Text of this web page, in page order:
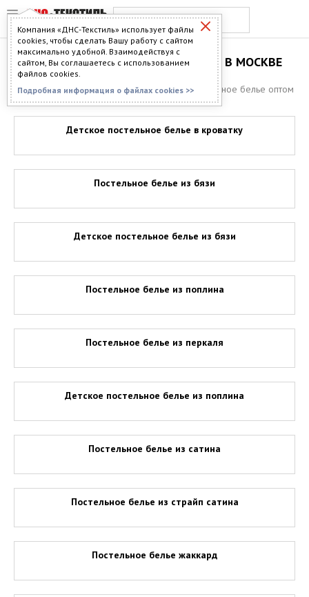
Компания «ДНС-Текстиль» использует файлы
cookies, чтобы сделать Вашу работу с сайтом
максимально удобной. Взаимодействуя с
сайтом, Вы соглашаетесь с использованием
файлов cookies.
Подробная информация о файлах cookies >>
ПОСТЕЛЬНОЕ БЕЛЬЕ ОПТОМ В МОСКВЕ
Главная >Каталог>Постельное бельё> Постельное белье оптом
в Москве
Детское постельное белье в кроватку
Постельное белье из бязи
Детское постельное белье из бязи
Постельное белье из поплина
Постельное белье из перкаля
Детское постельное белье из поплина
Постельное белье из сатина
Постельное белье из страйп сатина
Постельное белье жаккард